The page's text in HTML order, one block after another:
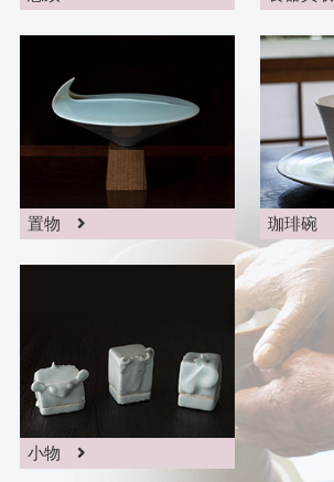
置物 珈琲碗
小物